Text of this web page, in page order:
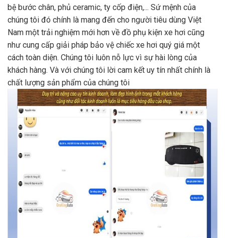
bệ bước chân, phủ ceramic, ty cốp điện,... Sứ mệnh của
chúng tôi đó chính là mang đến cho người tiêu dùng Việt
Nam một trải nghiệm mới hơn về đồ phụ kiện xe hơi cũng
như cung cấp giải pháp bảo vệ chiếc xe hơi quý giá một
cách toàn diện. Chúng tôi luôn nỗ lực vì sự hài lòng của
khách hàng. Và với chúng tôi lời cam kết uy tín nhất chính là
chất lượng sản phẩm của chúng tôi